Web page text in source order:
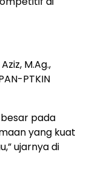
M.Ag.,
PTKIN
pada
yang kuat
ujarnya di